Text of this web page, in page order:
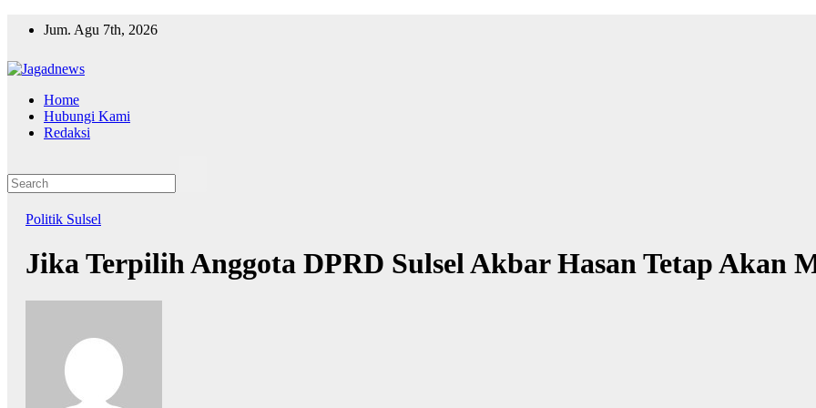
Jum. Agu 7th, 2026
Home
Hubungi Kami
Redaksi
Politik Sulsel
Jika Terpilih Anggota DPRD Sulsel Akbar Hasan Tetap Akan